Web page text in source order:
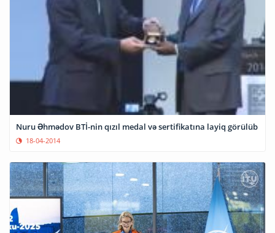
Nuru Əhmədov BTİ-nin qızıl medal və sertifikatına layiq görülüb
18-04-2014